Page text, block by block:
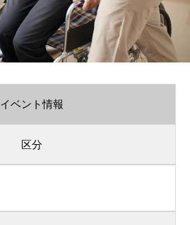
イベント情報
区分